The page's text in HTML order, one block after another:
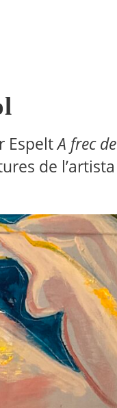
EspeltA frec de
de l’artista